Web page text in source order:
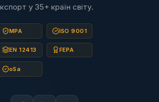
у 35+ країн світу.
MPA ISO 9001
EN 12413 FEPA
oSa